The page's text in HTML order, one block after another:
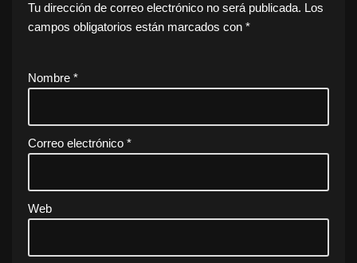
Tu dirección de correo electrónico no será publicada. Los
campos obligatorios están marcados con *
Nombre *
Correo electrónico *
Web